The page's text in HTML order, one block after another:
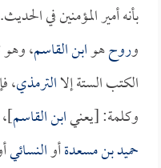
بأنه أمير المؤمنين في الحديث.
وروحهوابن القاسم،
الكتب الستة إلاالترمذي،
وكلمة: [يعنيابن القاسم
حميد بن مسعدةأوالنسائي